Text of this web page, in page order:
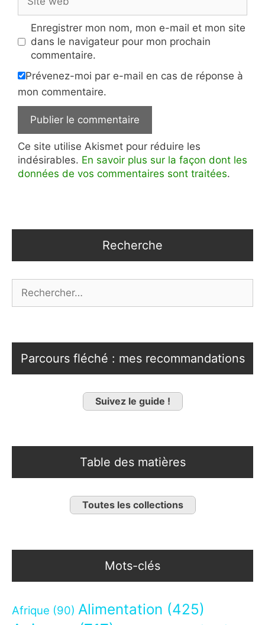
web
Enregistrer mon nom, mon e-mail et mon site
dans le navigateur pour mon prochain
commentaire.
Prévenez-moi par e-mail en cas de réponse à
mon commentaire.
Ce site utilise Akismet pour réduire les
indésirables. En savoir plus sur la façon dont les
données de vos commentaires sont traitées.
Recherche
Parcours fléché : mes recommandations
Suivez le guide !
Table des matières
Toutes les collections
Mots-clés
Afrique (90) Alimentation (425)